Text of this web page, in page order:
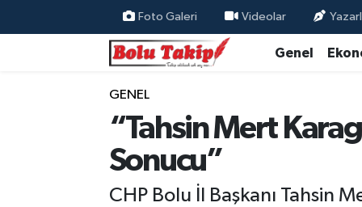
Foto Galeri Videolar
Genel
GENEL
“Tahsin Mert
Sonucu”
CHP Bolu İl Başkanı Tahsin